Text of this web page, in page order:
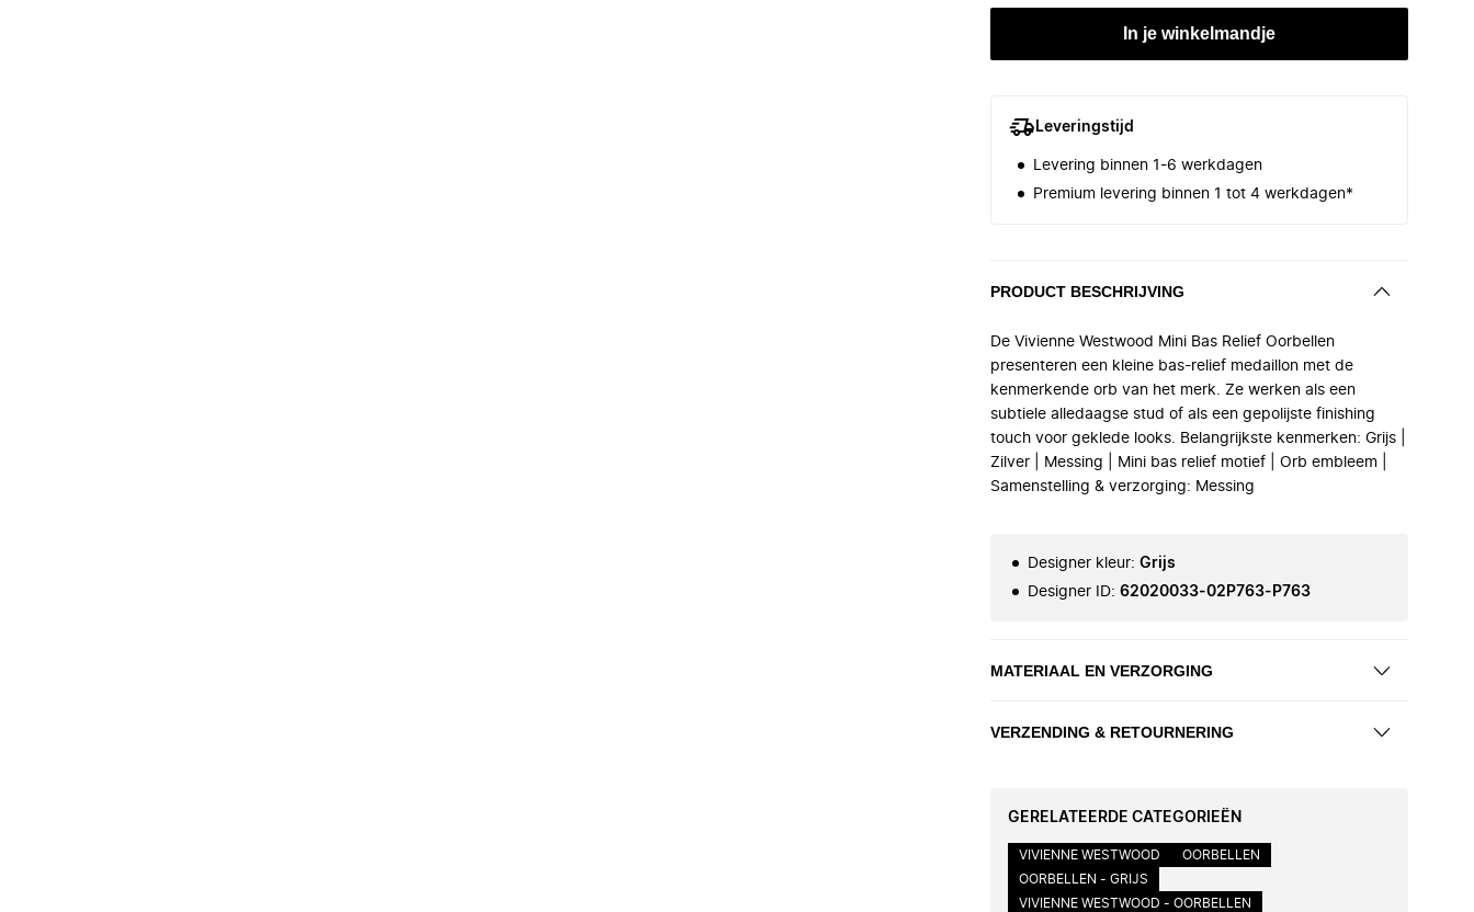
In je winkelmandje
Leveringstijd
Levering binnen 1-6 werkdagen
Premium levering binnen 1 tot 4 werkdagen*
PRODUCT BESCHRIJVING
De Vivienne Westwood Mini Bas Relief Oorbellen
presenteren een kleine bas-relief medaillon met de
kenmerkende orb van het merk. Ze werken als een
subtiele alledaagse stud of als een gepolijste finishing
touch voor geklede looks. Belangrijkste kenmerken: Grijs |
Zilver | Messing | Mini bas relief motief | Orb embleem |
Samenstelling & verzorging: Messing
Designer kleur: Grijs
Designer ID: 62020033-02P763-P763
MATERIAAL EN VERZORGING
VERZENDING & RETOURNERING
GERELATEERDE CATEGORIEËN
VIVIENNE WESTWOOD
OORBELLEN
OORBELLEN - GRIJS
VIVIENNE WESTWOOD - OORBELLEN